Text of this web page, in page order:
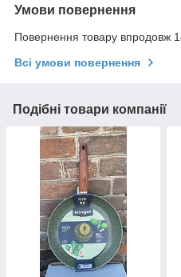
Умови повернення
Повернення товару впродовж
Всі умови повернення
Подібні товари компанії